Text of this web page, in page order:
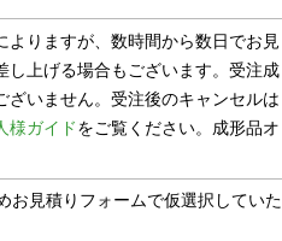
りますが、数時間から数日でお見
し上げる場合もございます。受注成
いません。受注後のキャンセルは
様ガイドをご覧ください。成形品オ
お見積りフォームで仮選択していた